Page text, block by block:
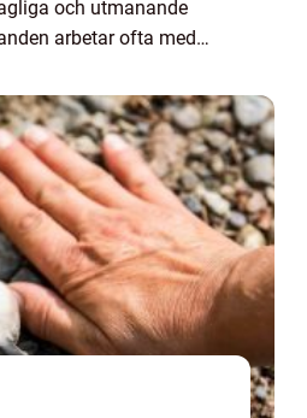
och utmanande
arbetar ofta med
...